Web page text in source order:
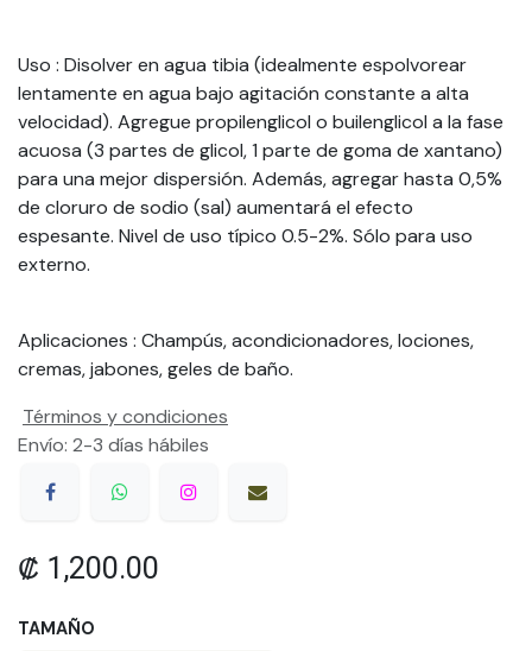
Uso : Disolver en agua tibia (idealmente espolvorear
lentamente en agua bajo agitación constante a alta
velocidad). Agregue propilenglicol o builenglicol a la fase
acuosa (3 partes de glicol, 1 parte de goma de xantano)
para una mejor dispersión. Además, agregar hasta 0,5%
de cloruro de sodio (sal) aumentará el efecto
espesante. Nivel de uso típico 0.5-2%. Sólo para uso
externo.
Aplicaciones : Champús, acondicionadores, lociones,
cremas, jabones, geles de baño.
₡ 1,200.00
TAMAÑO
Términos y condiciones
Envío: 2-3 días hábiles